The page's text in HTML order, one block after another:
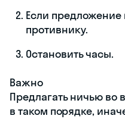
Если
противнику.
Остановить часы.
Важно
Предлагать ничью
в таком порядке,